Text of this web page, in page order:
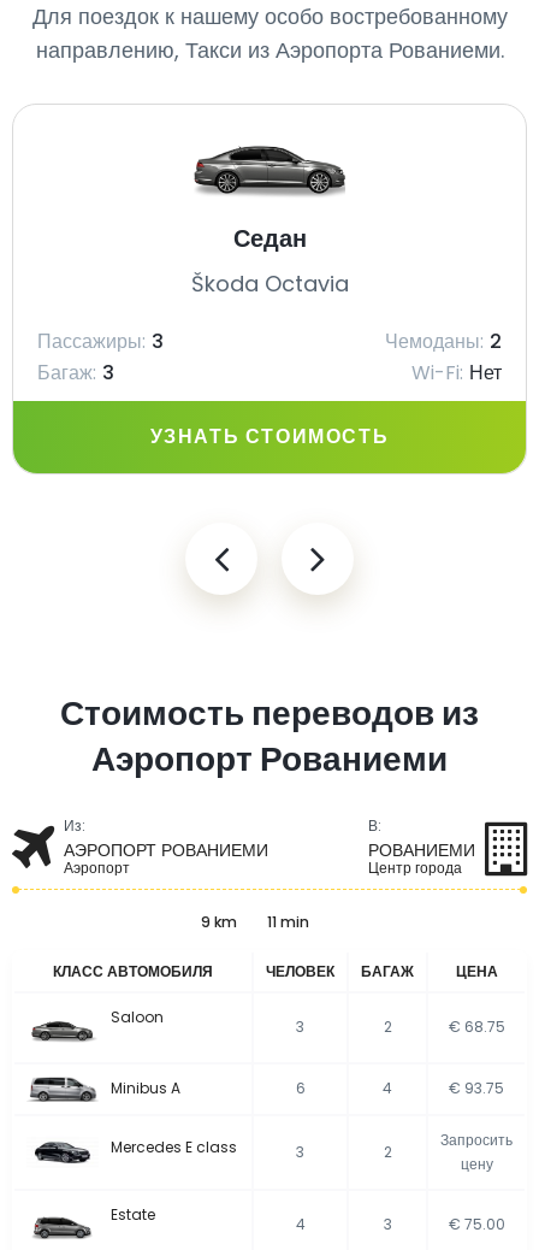
Для поездок к нашему особо востребованному
направлению, Такси из Аэропорта Рованиеми.
Седан
Škoda Octavia
Пассажиры: 3 Чемоданы: 2
Багаж: 3 Wi-Fi: Нет
УЗНАТЬ СТОИМОСТЬ
Стоимость переводов из
Аэропорт Рованиеми
Из:
АЭРОПОРТ РОВАНИЕМИ
Аэропорт
В:
РОВАНИЕМИ
Центр города
9 km 11 min
КЛАСС АВТОМОБИЛЯ ЧЕЛОВЕК БАГАЖ ЦЕНА
Saloon 3 2 € 68.75
Minibus A 6 4 € 93.75
Mercedes E class 3 2
Запросить
цену
Estate 4 3 € 75.00